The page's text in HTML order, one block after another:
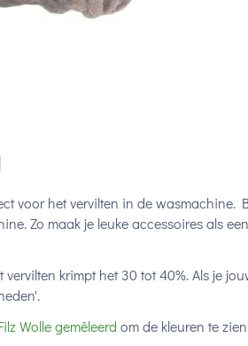
voor het vervilten in de wasmachine.
Zo maak je leuke accessoires als
krimpt het 30 tot 40%. Als je
Wolle gemêleerd om de kleuren te